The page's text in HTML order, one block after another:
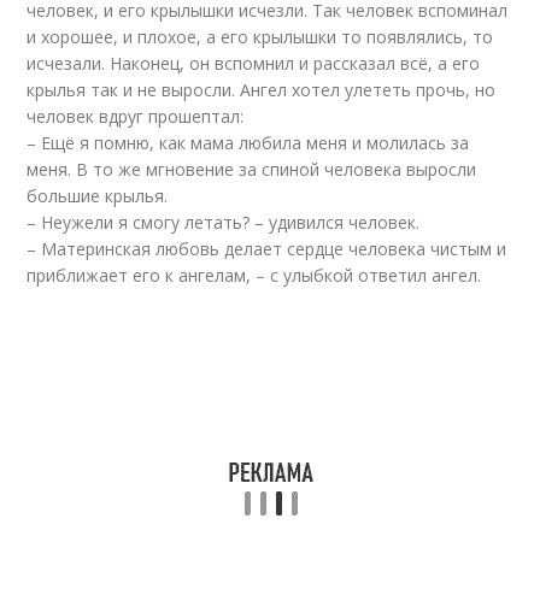
человек, и его крылышки исчезли. Так человек вспоминал
и хорошее, и плохое, а его крылышки то появлялись, то
исчезали. Наконец, он вспомнил и рассказал всё, а его
крылья так и не выросли. Ангел хотел улететь прочь, но
человек вдруг прошептал:
– Ещё я помню, как мама любила меня и молилась за
меня. В то же мгновение за спиной человека выросли
большие крылья.
– Неужели я смогу летать? – удивился человек.
– Материнская любовь делает сердце человека чистым и
приближает его к ангелам, – с улыбкой ответил ангел.